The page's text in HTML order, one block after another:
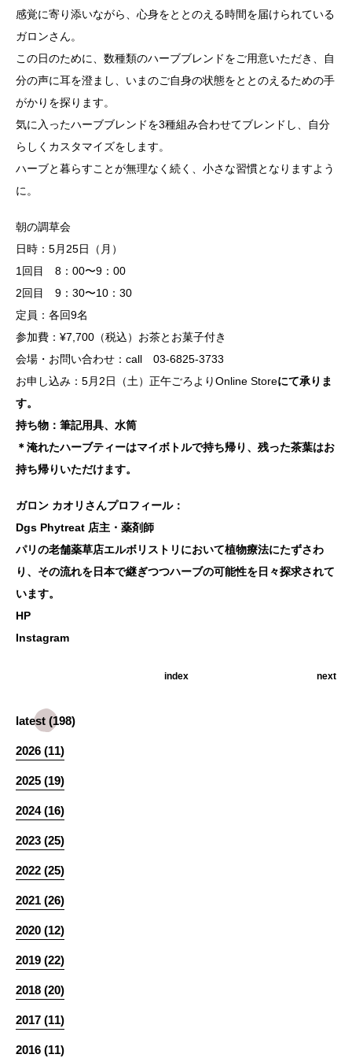
感覚に寄り添いながら、心身をととのえる時間を届けられている
ガロンさん。
この日のために、数種類のハーブブレンドをご用意いただき、自
分の声に耳を澄まし、いまのご自身の状態をととのえるための手
がかりを探ります。
気に入ったハーブブレンドを3種組み合わせてブレンドし、自分
らしくカスタマイズをします。
ハーブと暮らすことが無理なく続く、小さな習慣となりますよう
に。
朝の調草会
日時：5月25日（月）
1回目 8：00〜9：00
2回目 9：30〜10：30
定員：各回9名
参加費：¥7,700（税込）お茶とお菓子付き
会場・お問い合わせ：call 03-6825-3733
お申し込み：5月2日（土）正午ごろよりOnline Storeにて承りま
す。
持ち物：筆記用具、水筒
＊淹れたハーブティーはマイボトルで持ち帰り、残った茶葉はお
持ち帰りいただけます。
ガロン カオリさんプロフィール：
Dgs Phytreat 店主・薬剤師
パリの老舗薬草店エルボリストリにおいて植物療法にたずさわ
り、その流れを日本で継ぎつつハーブの可能性を日々探求されて
います。
HP
Instagram
next
index
latest (198)
2026 (11)
2025 (19)
2024 (16)
2023 (25)
2022 (25)
2021 (26)
2020 (12)
2019 (22)
2018 (20)
2017 (11)
2016 (11)